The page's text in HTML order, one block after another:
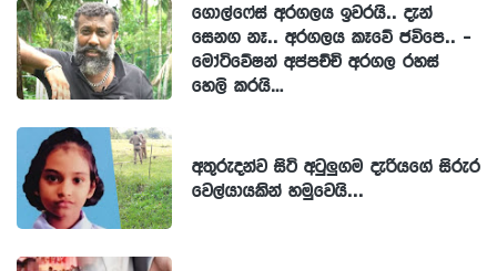
ගොල්ෆේස් අරගලය ඉවරයි.. දැන්
සෙනග නෑ.. අරගලය කෑවේ ජවිපෙ.. -
මෝටිවේෂන් අප්පච්චි අරගල රහස්
හෙලි කරයි…
අතුරුදන්ව සිටි අටුලුගම දැරියගේ සිරුර
වෙල්යායකින් හමුවෙයි...